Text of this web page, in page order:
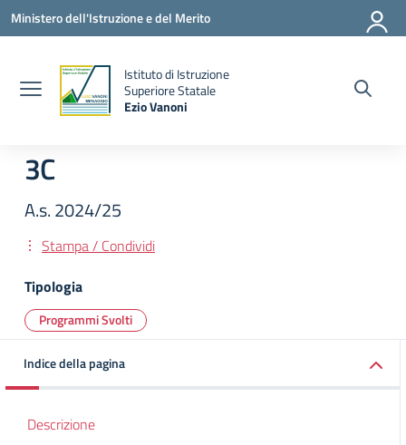
Vai ai contenuti
Vai al menu di navigazione
Vai al footer
Ministero dell'Istruzione e del Merito
Istituto di Istruzione
Superiore Statale
Ezio Vanoni
3C
A.s. 2024/25
Stampa / Condividi
Tipologia
Programmi Svolti
Indice della pagina
Descrizione